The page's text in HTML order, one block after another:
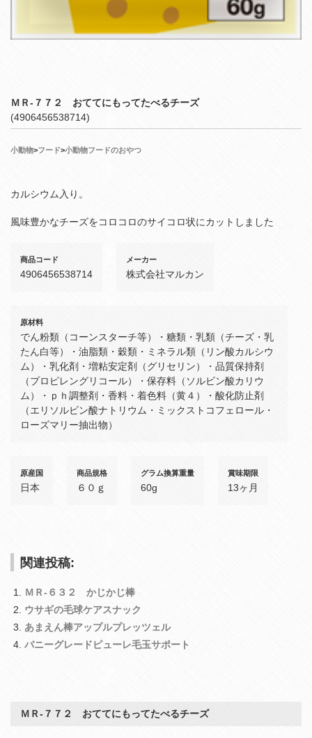
ＭＲ‐７７２ おててにもってたべるチーズ
(4906456538714)
小動物>フード>小動物フードのおやつ
カルシウム入り。
風味豊かなチーズをコロコロのサイコロ状にカットしました
商品コード
4906456538714
メーカー
株式会社マルカン
原材料
でん粉類（コーンスターチ等）・糖類・乳類（チーズ・乳
たん白等）・油脂類・穀類・ミネラル類（リン酸カルシウ
ム）・乳化剤・増粘安定剤（グリセリン）・品質保持剤
（プロピレングリコール）・保存料（ソルビン酸カリウ
ム）・ｐｈ調整剤・香料・着色料（黄４）・酸化防止剤
（エリソルビン酸ナトリウム・ミックストコフェロール・
ローズマリー抽出物）
原産国
日本
商品規格
６０ｇ
グラム換算重量
60g
賞味期限
13ヶ月
関連投稿:
ＭＲ‐６３２ かじかじ棒
ウサギの毛球ケアスナック
あまえん棒アップルプレッツェル
バニーグレードピューレ毛玉サポート
ＭＲ‐７７２ おててにもってたべるチーズ